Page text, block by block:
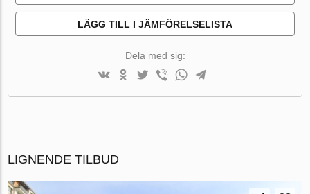
LÄGG TILL I JÄMFÖRELSELISTA
Dela med sig:
LIGNENDE TILBUD